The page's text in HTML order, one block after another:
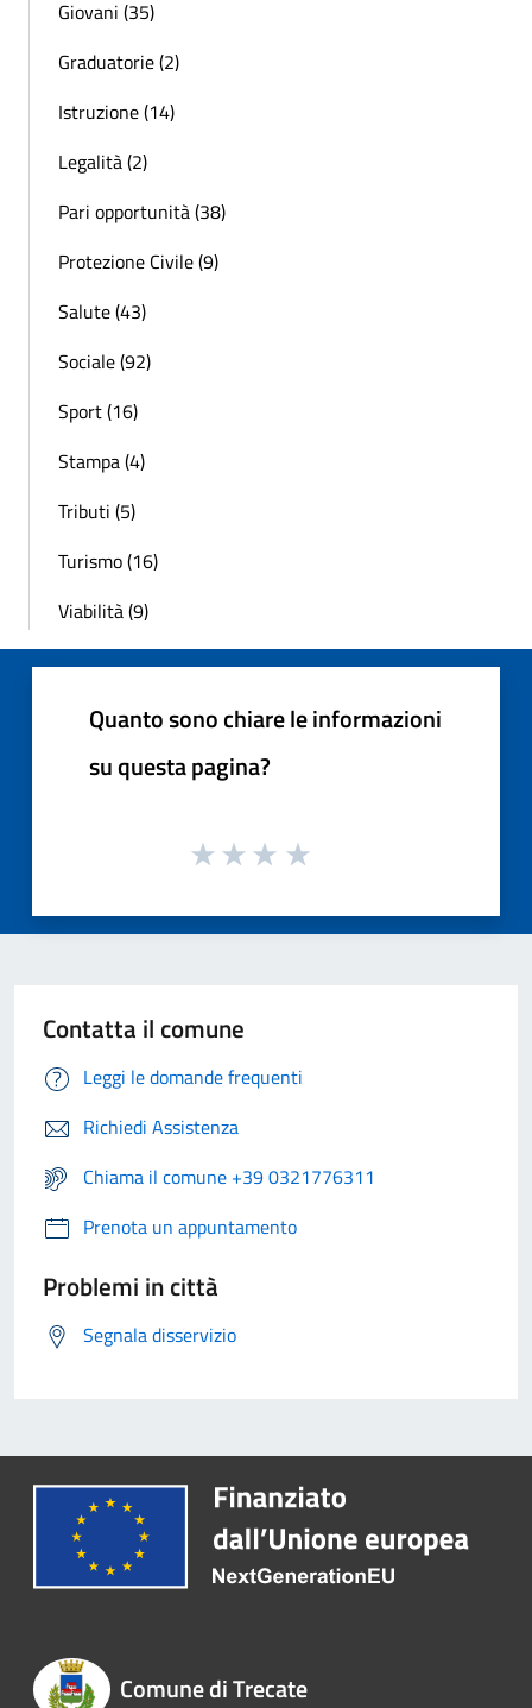
Giovani (35)
Graduatorie (2)
Istruzione (14)
Legalità (2)
Pari opportunità (38)
Protezione Civile (9)
Salute (43)
Sociale (92)
Sport (16)
Stampa (4)
Tributi (5)
Turismo (16)
Viabilità (9)
Quanto sono chiare le informazioni
su questa pagina?
Contatta il comune
Leggi le domande frequenti
Richiedi Assistenza
Chiama il comune +39 0321776311
Prenota un appuntamento
Problemi in città
Segnala disservizio
Comune di Trecate